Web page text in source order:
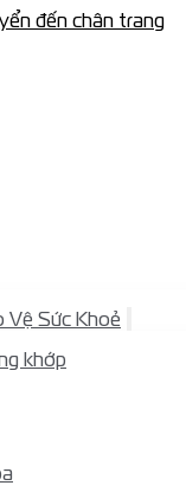
đến chân trang
Vệ Sức Khoẻ
khớp